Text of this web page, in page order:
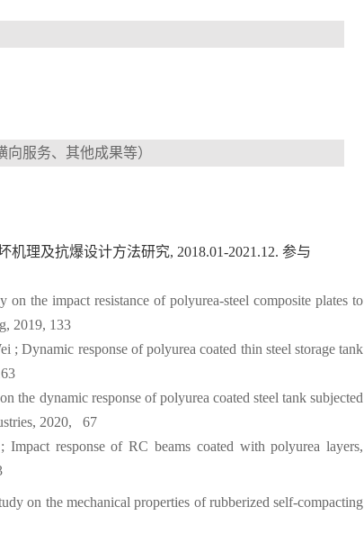
服务、其他成果等）
机理及抗爆设计方法研究, 2018.01-2021.12.参与
the impact resistance of polyurea-steel composite plates to
2019, 133
Dynamic response of polyurea coated thin steel storage tank
dynamic response of polyurea coated steel tank subjected
2020, 67
response of RC beams coated with polyurea layers,
on the mechanical properties of rubberized self-compacting